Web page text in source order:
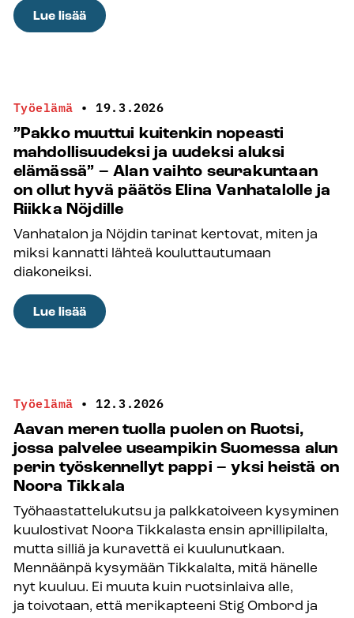
Lue lisää:
Karo
lentokoneen
ohjaamoon –
”Jotain
samaa
urkujen
soittopöydässä
ja
lentokoneen
ohjaamossa
taitaa
olla”
Työelämä • 19.3.2026
”Pakko muuttui kuitenkin nopeasti
mahdollisuudeksi ja uudeksi aluksi
elämässä” – Alan vaihto seurakuntaan
on ollut hyvä päätös Elina Vanhatalolle ja
Riikka Nöjdille
Vanhatalon ja Nöjdin tarinat kertovat, miten ja
miksi kannatti lähteä kouluttautumaan
diakoneiksi.
Lue lisää:
”Pakko
mahdollisuudeksi
ja
uudeksi
aluksi
elämässä”
–
Alan
vaihto
seurakuntaan
Työelämä • 12.3.2026
Aavan meren tuolla puolen on Ruotsi,
jossa palvelee useampikin Suomessa alun
perin työskennellyt pappi – yksi heistä on
Noora Tikkala
Työhaastattelukutsu ja palkkatoiveen kysyminen
kuulostivat Noora Tikkalasta ensin aprillipilalta,
mutta silliä ja kuravettä ei kuulunutkaan.
Mennäänpä kysymään Tikkalalta, mitä hänelle
nyt kuuluu. Ei muuta kuin ruotsinlaiva alle,
ja toivotaan, että merikapteeni Stig Ombord ja